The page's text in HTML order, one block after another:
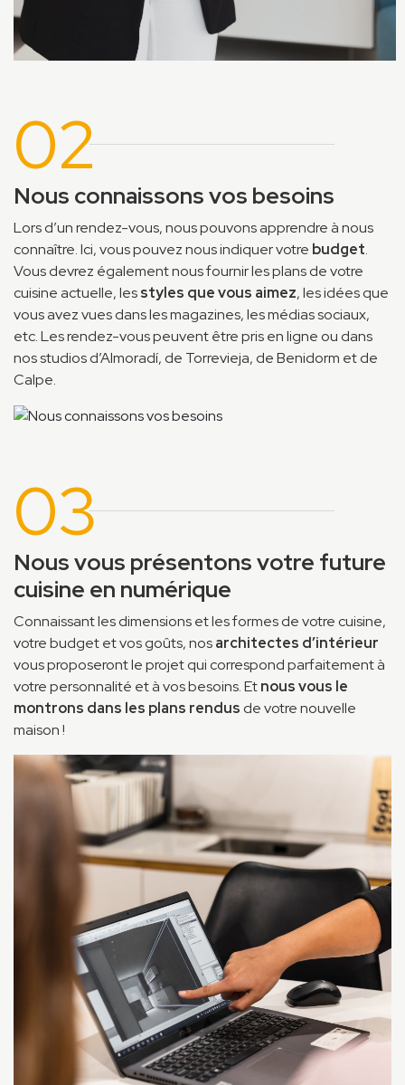
02
Nous connaissons vos besoins
Lors d’un rendez-vous, nous pouvons apprendre à nous
connaître. Ici, vous pouvez nous indiquer votre budget.
Vous devrez également nous fournir les plans de votre
cuisine actuelle, lesstyles que vous aimez, les idées que
vous avez vues dans les magazines, les médias sociaux,
etc. Les rendez-vous peuvent être pris en ligne ou dans
nos studios d’Almoradí, de Torrevieja, de Benidorm et de
Calpe.
03
Nous vous présentons votre future
cuisine en numérique
Connaissant les dimensions et les formes de votre cuisine,
votre budget et vos goûts, nosarchitectes d’intérieur
vous proposeront le projet qui correspond parfaitement à
votre personnalité et à vos besoins. Etnous vous le
montrons dans les plans rendus de votre nouvelle
maison !